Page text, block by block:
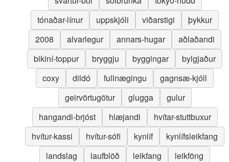
tónaðar-línur
uppskjóli viðarstigi
þykkur
2008
alvarlegur annars-hugar
aðlaðandi
bikiní-toppur
bryggju byggingar
bylgjaður
coxy
dildó fullnægingu
gagnsæ-kjóll
geirvörtugötur
glugga
gulur
hangandi-brjóst
hlæjandi
hvítar-stuttbuxur
hvítur-kassi
hvítur-sófi kynlíf
kynlífsleikfang
landslag
laufblöð leikfang
leikföng